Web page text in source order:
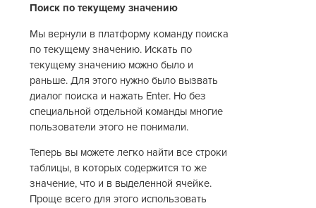
Поиск по текущему значению
Мы вернули в платформу команду поиска
по текущему значению. Искать по
текущему значению можно было и
раньше. Для этого нужно было вызвать
диалог поиска и нажать Enter. Но без
специальной отдельной команды многие
пользователи этого не понимали.
Теперь вы можете легко найти все строки
таблицы, в которых содержится то же
значение, что и в выделенной ячейке.
Проще всего для этого использовать